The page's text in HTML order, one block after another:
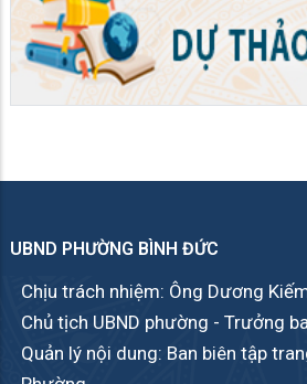
UBND PHƯỜNG BÌNH ĐỨC
Chịu trách nhiệm: Ông Dương
Chủ tịch UBND phường - Trưởng
Quản lý nội dung: Ban biên tập